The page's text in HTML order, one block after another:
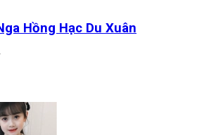
Hồng Hạc Du Xuân